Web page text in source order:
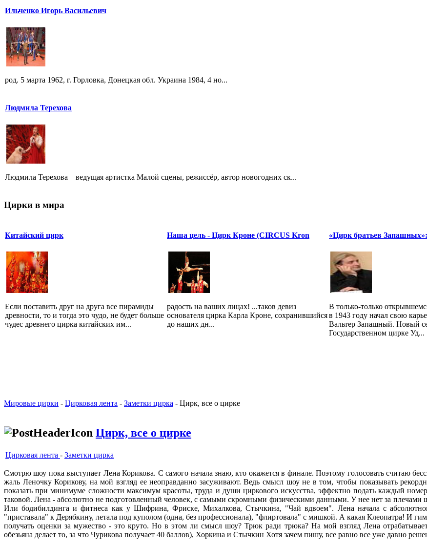
Ильченко Игорь Васильевич
род. 5 марта 1962, г. Горловка, Донецкая обл. Украина 1984, 4 но...
Людмила Терехова
Людмила Терехова – ведущая артистка Малой сцены, режиссёр, автор новогодних ск...
Цирки в мира
Китайский цирк
Если поставить друг на друга все пирамиды
древности, то и тогда это чудо, не будет больше
чудес древнего цирка китайских им...
Наша цель - Цирк Кроне (CIRCUS Kron
радость на ваших лицах! ...таков девиз
основателя цирка Карла Кроне, сохранившийся
до наших дн...
«Цирк братьев
В только-только
в 1943 году начал свою
Вальтер Запашный. Новый
Государственном цирке Уд...
Мировые цирки - Цирковая лента - Заметки цирка - Цирк, все о цирке
Цирк, все о цирке
Цирковая лента - Заметки цирка
Смотрю шоу пока выступает Лена Корикова. С самого начала знаю, кто окажется в финале. Поэтому голосовать считаю
жаль Леночку Корикову, на мой взгляд ее неоправданно засуживают. Ведь смысл шоу не в том, чтобы показывать
показать при минимуме сложности максимум красоты, труда и души циркового искусства, эффектно подать каждый
таковой. Лена - абсолютно не подготовленный человек, с самыми скромными физическими данными. У нее нет за плечами
Или бодибилдинга и фитнеса как у Шифрина, Фриске, Михалкова, Стычкина, "Чай вдвоем". Лена начала с
"приставала" к Дерябкину, летала под куполом (одна, без профессионала), "флиртовала" с мишкой. А какая Клеопатра! И
получать оценки за мужество - это круто. Но в этом ли смысл шоу? Трюк ради трюка? На мой взгляд Лена
обезьяна делает то, за что Чурикова получает 40 баллов), Хоркина и Стычкин Хотя зачем пишу, все равно все уже давно